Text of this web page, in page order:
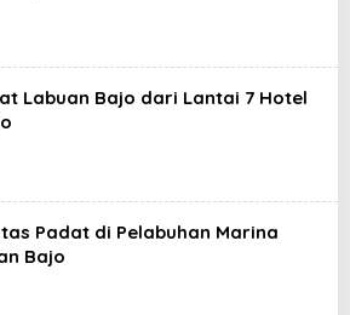
Labuan Bajo dari Lantai 7 Hotel
Padat di Pelabuhan Marina
Bajo